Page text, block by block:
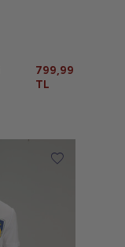
799,99
TL